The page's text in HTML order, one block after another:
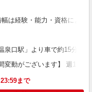
経験・能力・資格による
口駅」より車で約15分
変動がございます】 週1日
まで